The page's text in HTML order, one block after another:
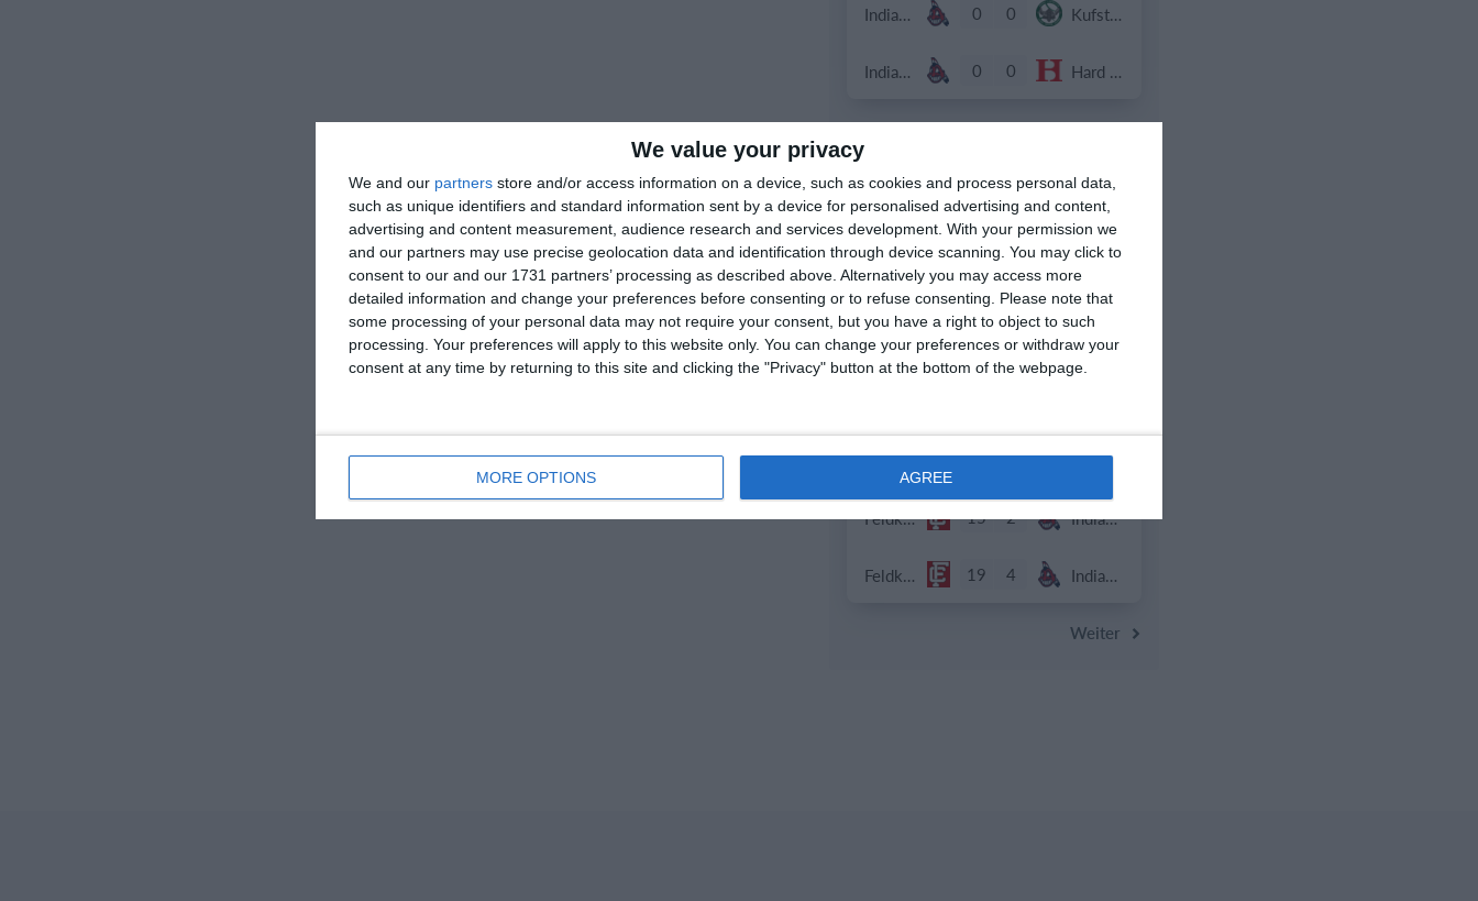
We value your privacy
We and our partners store and/or access information on a device, such as cookies and process personal data,
such as unique identifiers and standard information sent by a device for personalised advertising and content,
advertising and content measurement, audience research and services development. With your permission we
and our partners may use precise geolocation data and identification through device scanning. You may click to
consent to our and our 1731 partners’ processing as described above. Alternatively you may access more
detailed information and change your preferences before consenting or to refuse consenting.
Please note that
some processing of your personal data may not require your consent, but you have a right to object to such
processing. Your preferences will apply to this website only. You can change your preferences or withdraw your
consent at any time by returning to this site and clicking the "Privacy" button at the bottom of the webpage.
MORE OPTIONS AGREE
Indians Juniors U16 0 0 Kufstein Vikings U16
Indians Juniors U16 0 0 Hard Bulls U16
11. Juli
Indians 0 0 Vienna Metrostars
Indians 0 0 Vienna Metrostars
5. Juli
Indians 2 20 8 Schwaz Tigers
Feldkirch Cardinals U10 15 2 Indians Kids U10
Feldkirch Cardinals U10 19 4 Indians Kids U10
Weiter